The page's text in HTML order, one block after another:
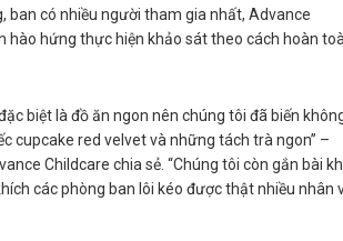
ban có nhiều người tham gia nhất, Advance
hào hứng thực hiện khảo sát theo cách hoàn
biệt là đồ ăn ngon nên chúng tôi đã biến
cupcake red velvet và những tách trà ngon” –
Childcare chia sẻ. “Chúng tôi còn gắn bài
các phòng ban lôi kéo được thật nhiều nhân